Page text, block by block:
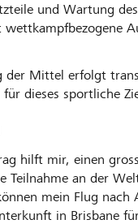
und Wartung
der Mittel erfolgt
dieses sportliche
hilft mir, einen
Teilnahme an der
mein Flug nach
in Brisbane